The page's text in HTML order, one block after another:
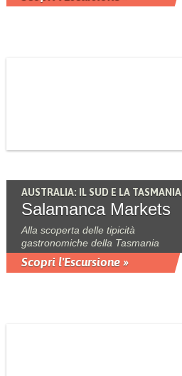
AUSTRALIA: IL SUD E LA TASMANIA
Salamanca Markets
Alla scoperta delle tipicità
gastronomiche della Tasmania
Scopri l'Escursione »